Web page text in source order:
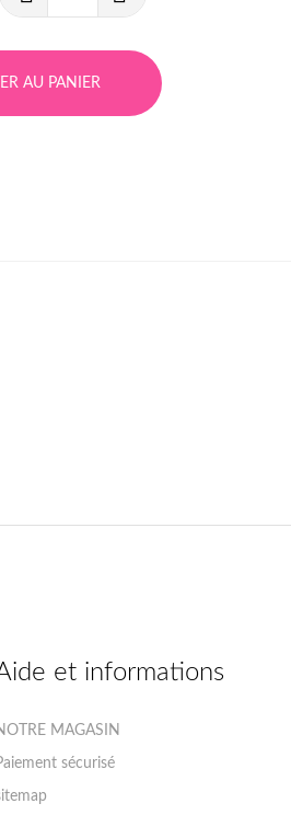
AU PANIER
et informations
MAGASIN
sécurisé